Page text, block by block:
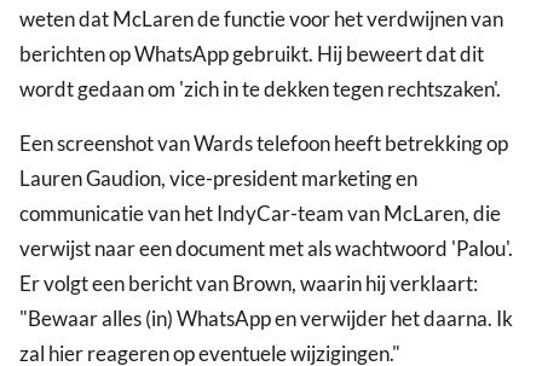
weten dat McLaren de functie voor het verdwijnen van
berichten op WhatsApp gebruikt. Hij beweert dat dit
wordt gedaan om 'zich in te dekken tegen rechtszaken'.
Een screenshot van Wards telefoon heeft betrekking op
Lauren Gaudion, vice-president marketing en
communicatie van het IndyCar-team van McLaren, die
verwijst naar een document met als wachtwoord 'Palou'.
Er volgt een bericht van Brown, waarin hij verklaart:
"Bewaar alles (in) WhatsApp en verwijder het daarna. Ik
zal hier reageren op eventuele wijzigingen."